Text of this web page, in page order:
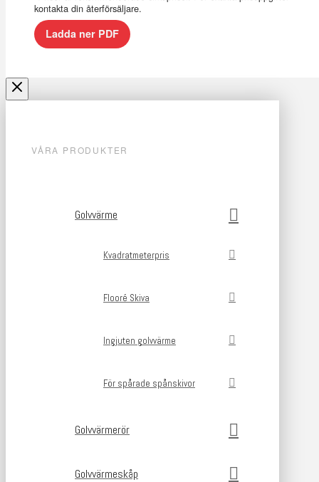
kontakta din återförsäljare.
Ladda ner PDF
VÅRA PRODUKTER
Golvvärme
Kvadratmeterpris
Flooré Skiva
Ingjuten golvvärme
För spårade spånskivor
Golvvärmerör
Golvvärmeskåp